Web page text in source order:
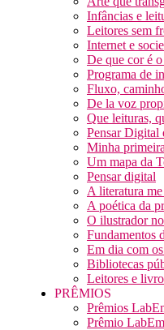
Infâncias e
Leitores sem
Internet e
De que cor é
Programa de
Fluxo,
De la voz
Que leituras,
Pensar Digital
Minha
Um mapa da
Pensar digital
A literatura me
A poética da
O ilustrador
Fundamentos
Em dia com
Bibliotecas
Leitores e
PRÊMIOS
Prêmios
Prêmio